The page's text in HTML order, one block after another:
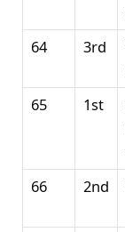
64 3rd
65 1st
66 2nd